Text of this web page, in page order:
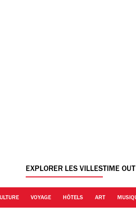
EXPLORER LES VILLESTIME
VOYAGE HÔTELS ART